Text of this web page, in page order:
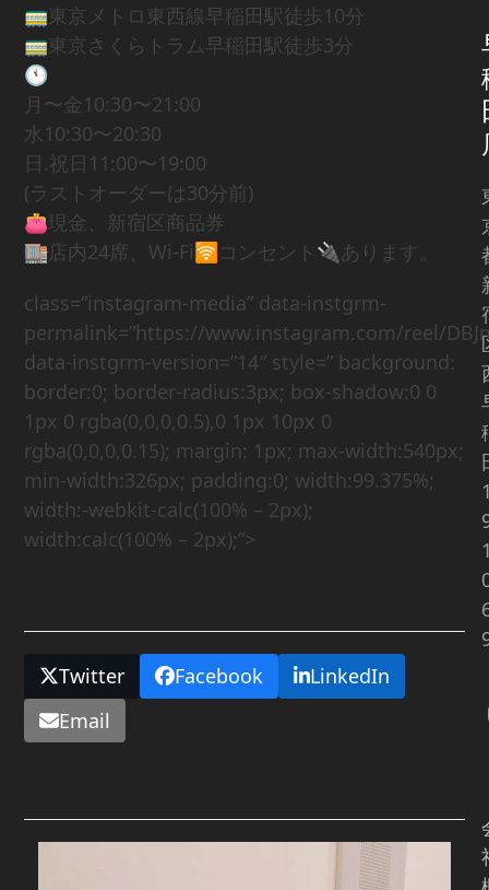
🚃東京メトロ東西線早稲田駅徒歩10分
🚃東京さくらトラム早稲田駅徒歩3分
🕚
月〜金10:30〜21:00
水10:30〜20:30
日.祝日11:00〜19:00
(ラストオーダーは30分前)
👛現金、新宿区商品券
🏬店内24席、Wi-Fi🛜コンセント🔌あります。
class=”instagram-media” data-instgrm-
permalink=”https://www.instagram.com/reel/
data-instgrm-version=”14″ style=” background:
border:0; border-radius:3px; box-shadow:0 0
1px 0 rgba(0,0,0,0.5),0 1px 10px 0
rgba(0,0,0,0.15); margin: 1px; max-width:540px;
min-width:326px; padding:0; width:99.375%;
width:-webkit-calc(100% – 2px);
width:calc(100% – 2px);”>
Twitter Facebook
LinkedIn
Email